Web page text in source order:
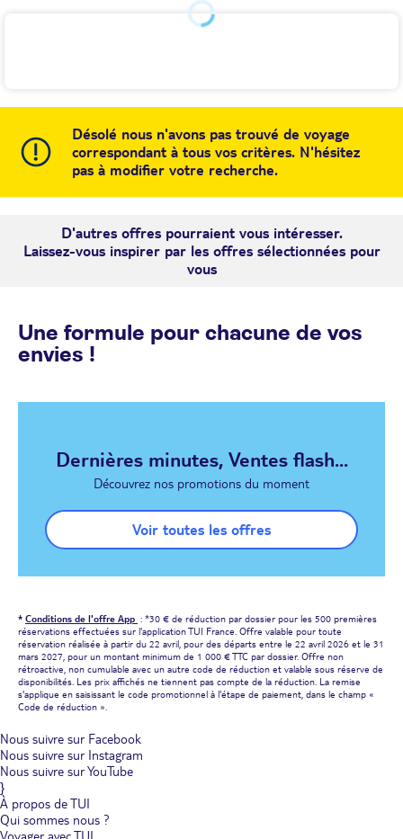
Désolé nous n'avons pas trouvé de voyage
correspondant à tous vos critères. N'hésitez
pas à modifier votre recherche.
D'autres offres pourraient vous intéresser.
Laissez-vous inspirer par les offres sélectionnées pour
vous
Une formule pour chacune de vos
envies !
Dernières minutes, Ventes flash...
Découvrez nos promotions du moment
Voir toutes les offres
* Conditions de l'offre App : *30 € de réduction par dossier pour les 500 premières
réservations effectuées sur l'application TUI France. Offre valable pour toute
réservation réalisée à partir du 22 avril, pour des départs entre le 22 avril 2026 et le 31
mars 2027, pour un montant minimum de 1 000 € TTC par dossier. Offre non
rétroactive, non cumulable avec un autre code de réduction et valable sous réserve de
disponibilités. Les prix affichés ne tiennent pas compte de la réduction. La remise
s'applique en saisissant le code promotionnel à l'étape de paiement, dans le champ «
Code de réduction ».
Nous suivre sur Facebook
Nous suivre sur Instagram
Nous suivre sur YouTube
}
À propos de TUI
Qui sommes nous ?